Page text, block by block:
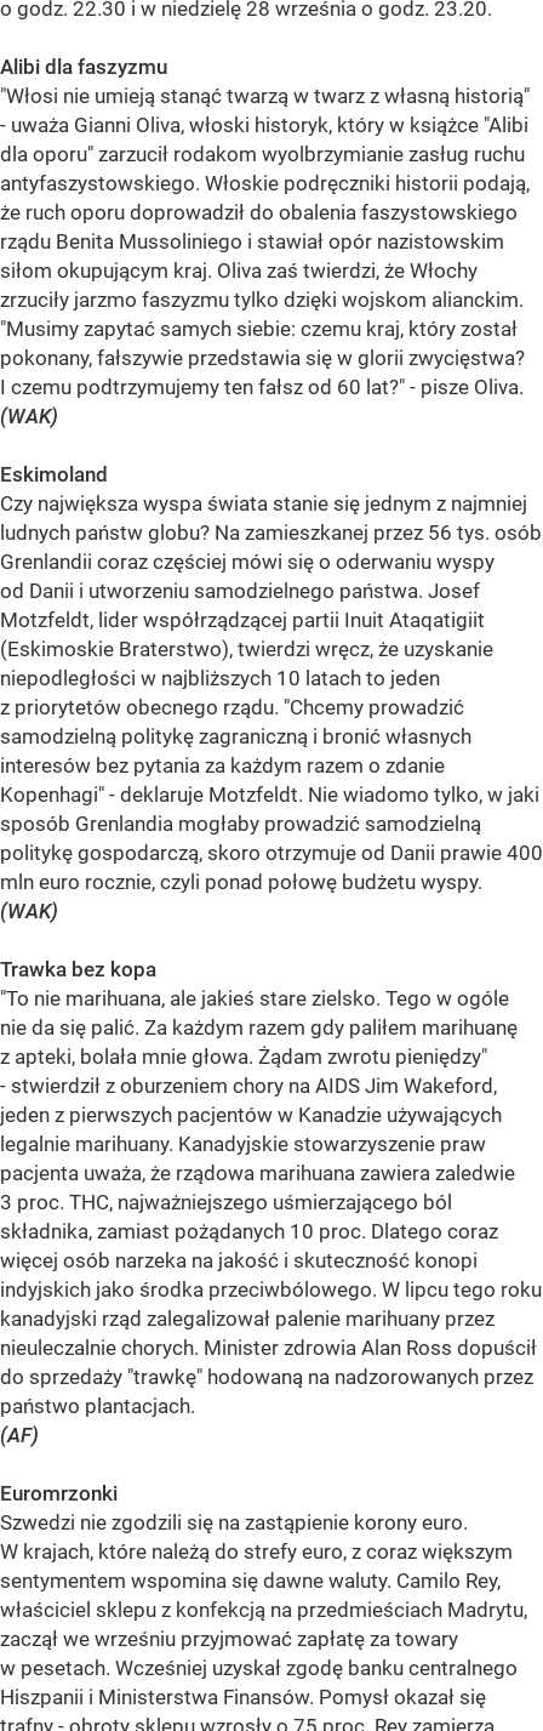
o godz. 22.30 i w niedzielę 28 września o godz. 23.20.
Alibi dla faszyzmu
"Włosi nie umieją stanąć twarzą w twarz z własną historią"
- uważa Gianni Oliva, włoski historyk, który w książce "Alibi
dla oporu" zarzucił rodakom wyolbrzymianie zasług ruchu
antyfaszystowskiego. Włoskie podręczniki historii podają,
że ruch oporu doprowadził do obalenia faszystowskiego
rządu Benita Mussoliniego i stawiał opór nazistowskim
siłom okupującym kraj. Oliva zaś twierdzi, że Włochy
zrzuciły jarzmo faszyzmu tylko dzięki wojskom alianckim.
"Musimy zapytać samych siebie: czemu kraj, który został
pokonany, fałszywie przedstawia się w glorii zwycięstwa?
I czemu podtrzymujemy ten fałsz od 60 lat?" - pisze Oliva.
(WAK)
Eskimoland
Czy największa wyspa świata stanie się jednym z najmniej
ludnych państw globu? Na zamieszkanej przez 56 tys. osób
Grenlandii coraz częściej mówi się o oderwaniu wyspy
od Danii i utworzeniu samodzielnego państwa. Josef
Motzfeldt, lider współrządzącej partii Inuit Ataqatigiit
(Eskimoskie Braterstwo), twierdzi wręcz, że uzyskanie
niepodległości w najbliższych 10 latach to jeden
z priorytetów obecnego rządu. "Chcemy prowadzić
samodzielną politykę zagraniczną i bronić własnych
interesów bez pytania za każdym razem o zdanie
Kopenhagi" - deklaruje Motzfeldt. Nie wiadomo tylko, w jaki
sposób Grenlandia mogłaby prowadzić samodzielną
politykę gospodarczą, skoro otrzymuje od Danii prawie 400
mln euro rocznie, czyli ponad połowę budżetu wyspy.
(WAK)
Trawka bez kopa
"To nie marihuana, ale jakieś stare zielsko. Tego w ogóle
nie da się palić. Za każdym razem gdy paliłem marihuanę
z apteki, bolała mnie głowa. Żądam zwrotu pieniędzy"
- stwierdził z oburzeniem chory na AIDS Jim Wakeford,
jeden z pierwszych pacjentów w Kanadzie używających
legalnie marihuany. Kanadyjskie stowarzyszenie praw
pacjenta uważa, że rządowa marihuana zawiera zaledwie
3 proc. THC, najważniejszego uśmierzającego ból
składnika, zamiast pożądanych 10 proc. Dlatego coraz
więcej osób narzeka na jakość i skuteczność konopi
indyjskich jako środka przeciwbólowego. W lipcu tego roku
kanadyjski rząd zalegalizował palenie marihuany przez
nieuleczalnie chorych. Minister zdrowia Alan Ross dopuścił
do sprzedaży "trawkę" hodowaną na nadzorowanych przez
państwo plantacjach.
(AF)
Euromrzonki
Szwedzi nie zgodzili się na zastąpienie korony euro.
W krajach, które należą do strefy euro, z coraz większym
sentymentem wspomina się dawne waluty. Camilo Rey,
właściciel sklepu z konfekcją na przedmieściach Madrytu,
zaczął we wrześniu przyjmować zapłatę za towary
w pesetach. Wcześniej uzyskał zgodę banku centralnego
Hiszpanii i Ministerstwa Finansów. Pomysł okazał się